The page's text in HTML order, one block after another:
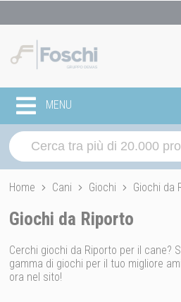
MENU
Home Cani Giochi Giochi da
Giochi da Riporto
Cerchi giochi da Riporto per il cane?
gamma di giochi per il tuo migliore
ora nel sito!